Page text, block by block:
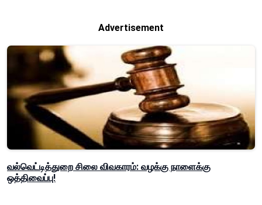
Advertisement
வல்வெட்டித்துறை சிலை விவகாரம்: வழக்கு நாளைக்கு
ஒத்திவைப்பு!